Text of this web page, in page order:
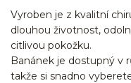
Vyroben je z kvalitní
dlouhou životnost,
citlivou pokožku.
Banánek je dostupný v
takže si snadno